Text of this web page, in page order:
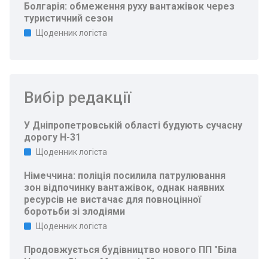
Болгарія: обмеження руху вантажівок через
туристичний сезон
Щоденник логіста
Вибір редакції
У Дніпропетровській області будують сучасну
дорогу Н-31
Щоденник логіста
Німеччина: поліція посилила патрулювання
зон відпочинку вантажівок, однак наявних
ресурсів не вистачає для повноцінної
боротьби зі злодіями
Щоденник логіста
Продовжується будівництво нового ПП "Біла